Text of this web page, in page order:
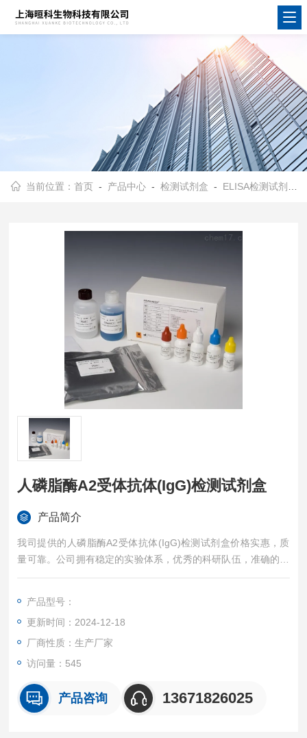
当前位置：首页 - 产品中心 -检测试剂盒 - ELISA检测试剂盒
人磷脂酶A2受体抗体(IgG)检测试剂盒
产品简介
我司提供的人磷脂酶A2受体抗体(IgG)检测试剂盒价格实惠，质
量可靠。公司拥有稳定的实验体系，优秀的科研队伍，准确的实
验结果，是您值得信赖的合作伙伴，凡购买我司的试剂盒产品都
产品型号：
更新时间：2024-12-18
厂商性质：生产厂家
访问量：545
产品咨询 13671826025